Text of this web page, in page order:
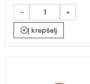
-
+
Į krepšelį